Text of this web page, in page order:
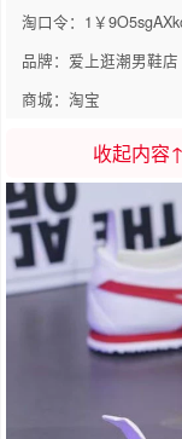
淘口令：1￥
品牌：爱上逛潮男鞋店
商城：淘宝
收起内容↑